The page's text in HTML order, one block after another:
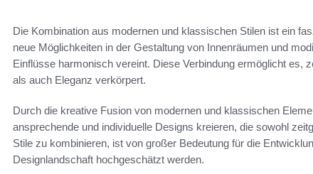
Die Kombination aus modernen und klassischen Stilen ist ein
neue Möglichkeiten in der Gestaltung von Innenräumen und
Einflüsse harmonisch vereint. Diese Verbindung ermöglicht es,
als auch Eleganz verkörpert.
Durch die kreative Fusion von modernen und klassischen
ansprechende und individuelle Designs kreieren, die sowohl
Stile zu kombinieren, ist von großer Bedeutung für die
Designlandschaft hochgeschätzt werden.